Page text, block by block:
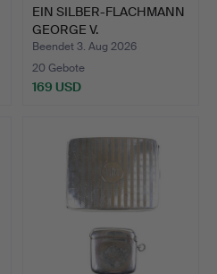
EIN SILBER-FLACHMANN
GEORGE V.
Beendet 3. Aug 2026
20 Gebote
169 USD